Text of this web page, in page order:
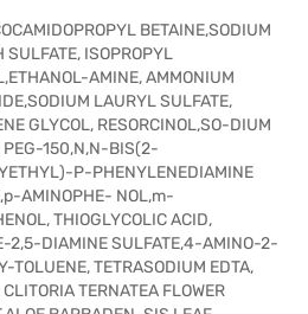
BETAINE,SODIUM
SULFATE, ISOPROPYL
AMINE, AMMONIUM
LAURYL SULFATE,
GLYCOL, RESORCINOL,SO-DIUM
PEG-150,N,N-BIS(2-
P-PHENYLENEDIAMINE
AMINOPHE- NOL,m-
THIOGLYCOLIC ACID,
2,5-DIAMINE SULFATE,4-AMINO-2-
TOLUENE, TETRASODIUM EDTA,
TERNATEA FLOWER